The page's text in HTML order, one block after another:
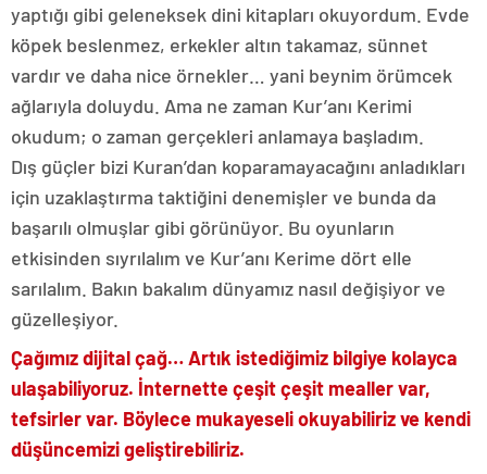
yaptığı gibi geleneksek dini kitapları okuyordum. Evde
köpek beslenmez, erkekler altın takamaz, sünnet
vardır ve daha nice örnekler… yani beynim örümcek
ağlarıyla doluydu. Ama ne zaman Kur’anı Kerimi
okudum; o zaman gerçekleri anlamaya başladım.
Dış güçler bizi Kuran’dan koparamayacağını anladıkları
için uzaklaştırma taktiğini denemişler ve bunda da
başarılı olmuşlar gibi görünüyor. Bu oyunların
etkisinden sıyrılalım ve Kur’anı Kerime dört elle
sarılalım. Bakın bakalım dünyamız nasıl değişiyor ve
güzelleşiyor.
Çağımız dijital çağ… Artık istediğimiz bilgiye kolayca
ulaşabiliyoruz. İnternette çeşit çeşit mealler var,
tefsirler var. Böylece mukayeseli okuyabiliriz ve kendi
düşüncemizi geliştirebiliriz.